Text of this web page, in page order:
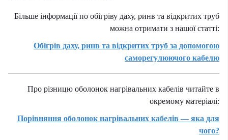
Більше інформації по обігріву даху, ринв та відкритих труб
можна отримати з нашої статті:
Обігрів даху, ринв та відкритих труб за допомогою
саморегулюючого кабелю
Про різницю оболонок нагрівальних кабелів читайте в
окремому матеріалі:
Порівняння оболонок нагрівальних кабелів — яка для
чого?